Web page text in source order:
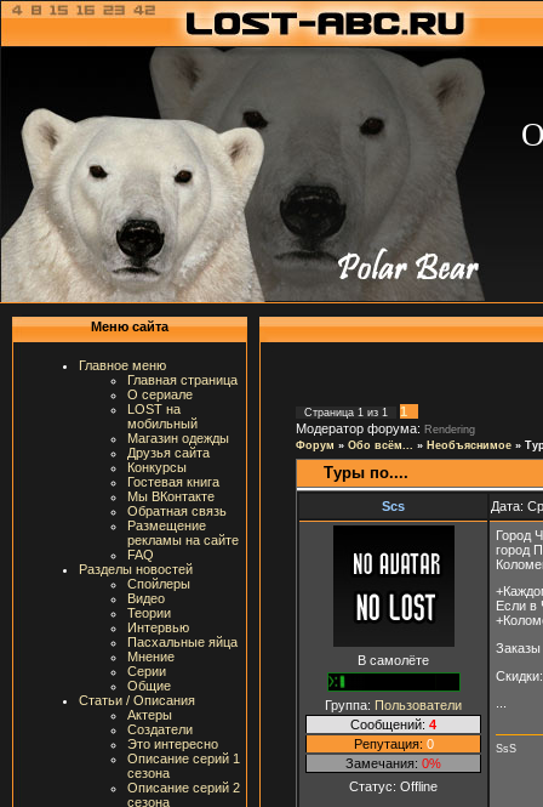
Меню сайта
Главное меню
Главная страница
О сериале
LOST на
мобильный
Магазин одежды
Друзья сайта
Конкурсы
Гостевая книга
Мы ВКонтакте
Обратная связь
Размещение
рекламы на сайте
FAQ
Разделы новостей
Спойлеры
Видео
Теории
Интервью
Пасхальные яйца
Мнение
Серии
Общие
Статьи / Описания
Актеры
Создатели
Это интересно
Описание серий 1
сезона
Описание серий 2
сезона
Страница 1 из 1
1
Модератор форума: Rendering
Форум » Обо всём... » Необъяснимое »
Туры по....
Scs Дата:
В самолёте
Группа: Пользователи
Сообщений: 4
Репутация: 0
Замечания: 0%
Статус: Offline
Город
город
Если в
SsS